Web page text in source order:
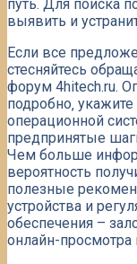
путь. Для поиска
выявить и
Если все
стесняйтесь
форум 4hitech.ru.
подробно‚
операционной
предпринятые
Чем больше
вероятность
полезные
устройства и
обеспечения –
онлайн-просмотра